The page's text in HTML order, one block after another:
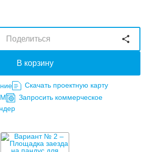
В корзину
Поделиться
Скачать проектную карту
Запросить коммерческое